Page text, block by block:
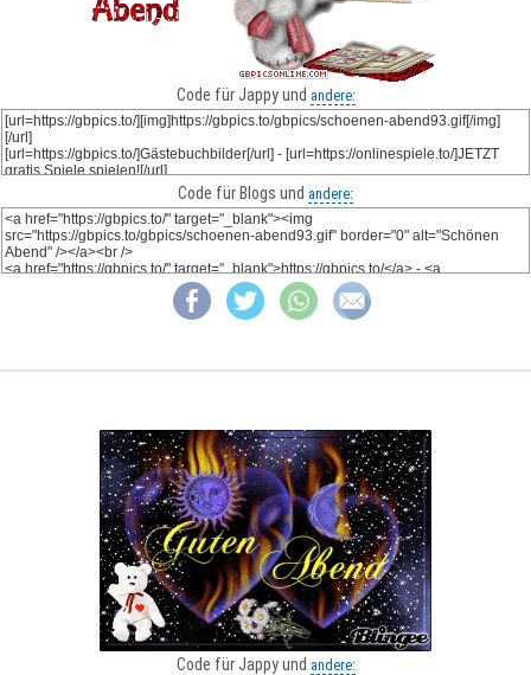
Code für Jappy und andere:
Code für Blogs und andere:
Code für Jappy und andere: